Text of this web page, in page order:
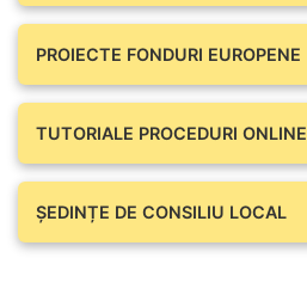
PROIECTE FONDURI EUROPENE
TUTORIALE PROCEDURI ONLINE
ȘEDINȚE DE CONSILIU LOCAL